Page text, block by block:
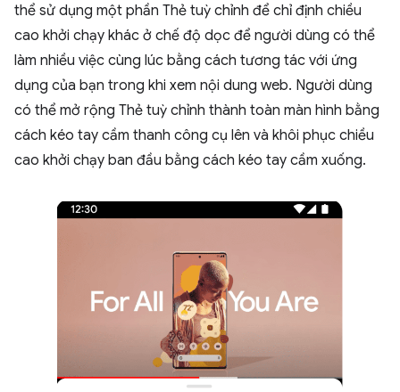
thể sử dụng một phần Thẻ tuỳ chỉnh để chỉ định chiều
cao khởi chạy khác ở chế độ dọc để người dùng có thể
làm nhiều việc cùng lúc bằng cách tương tác với ứng
dụng của bạn trong khi xem nội dung web. Người dùng
có thể mở rộng Thẻ tuỳ chỉnh thành toàn màn hình bằng
cách kéo tay cầm thanh công cụ lên và khôi phục chiều
cao khởi chạy ban đầu bằng cách kéo tay cầm xuống.